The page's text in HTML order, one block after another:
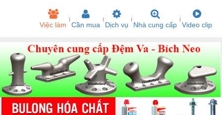
Việc làm Cần mua Dịch vụ Nhà cung cấp Video clip